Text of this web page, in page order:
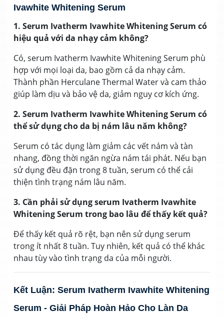
Ivawhite Whitening Serum
1. Serum Ivatherm Ivawhite Whitening Serum có
hiệu quả với da nhạy cảm không?
Có, serum Ivatherm Ivawhite Whitening Serum phù
hợp với mọi loại da, bao gồm cả da nhạy cảm.
Thành phần Herculane Thermal Water và cam thảo
giúp làm dịu và bảo vệ da, giảm nguy cơ kích ứng.
2. Serum Ivatherm Ivawhite Whitening Serum có
thể sử dụng cho da bị nám lâu năm không?
Serum có tác dụng làm giảm các vết nám và tàn
nhang, đồng thời ngăn ngừa nám tái phát. Nếu bạn
sử dụng đều đặn trong 8 tuần, serum có thể cải
thiện tình trạng nám lâu năm.
3. Cần phải sử dụng serum Ivatherm Ivawhite
Whitening Serum trong bao lâu để thấy kết quả?
Để thấy kết quả rõ rệt, bạn nên sử dụng serum
trong ít nhất 8 tuần. Tuy nhiên, kết quả có thể khác
nhau tùy vào tình trạng da của mỗi người.
Kết Luận: Serum Ivatherm Ivawhite Whitening
Serum - Giải Pháp Hoàn Hảo Cho Làn Da